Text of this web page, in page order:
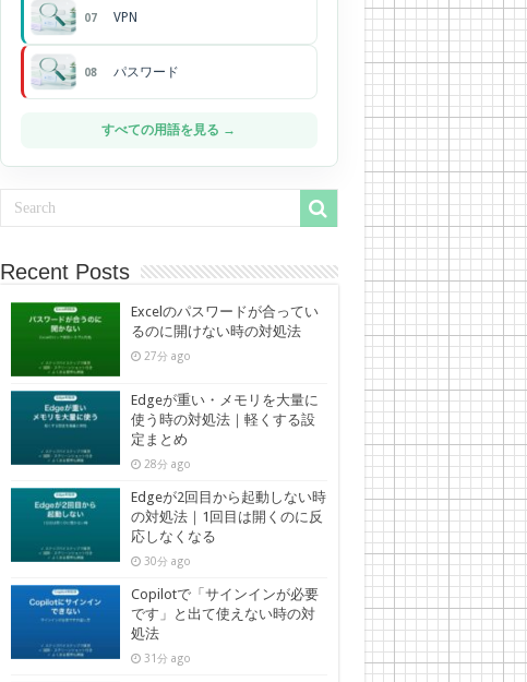
07 VPN
08 パスワード
すべての用語を見る →
Recent Posts
Excelのパスワードが合ってい
るのに開けない時の対処法
27分 ago
Edgeが重い・メモリを大量に
使う時の対処法｜軽くする設
定まとめ
28分 ago
Edgeが2回目から起動しない時
の対処法｜1回目は開くのに反
応しなくなる
30分 ago
Copilotで「サインインが必要
です」と出て使えない時の対
処法
31分 ago